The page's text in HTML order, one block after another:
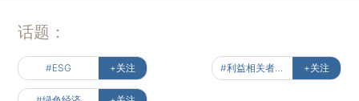
话题：
#ESG +关注 #利益相关者经济 +关注